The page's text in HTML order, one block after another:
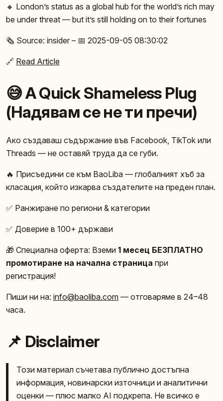
🔸 London’s status as a global hub for the world’s rich may
be under threat — but it’s still holding on to their fortunes
🗞️ Source: insider – 📅 2025-09-05 08:30:02
🔗 Read Article
😅 A Quick Shameless Plug
(Надявам се не ти пречи)
Ако създаваш съдържание във Facebook, TikTok или
Threads — не оставяй труда да се губи.
🔥 Присъедини се към BaoLiba — глобалният хъб за
класация, който изкарва създателите на преден план.
✅ Ранжиране по региони & категории
✅ Доверие в 100+ държави
🎁 Специална оферта: Вземи 1 месец БЕЗПЛАТНО
промотиране на начална страница при
регистрация!
Пиши ни на: info@baoliba.com — отговаряме в 24–48
часа.
📌 Disclaimer
Този материал съчетава публично достъпна
информация, новинарски източници и аналитични
оценки — плюс малко AI подкрепа. Не всичко е